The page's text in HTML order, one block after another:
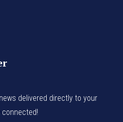
delivered directly to your
connected!